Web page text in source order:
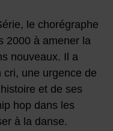
le chorégraphe
2000 à amener la
nouveaux. Il a
une urgence de
et de ses
hop dans les
à la danse.